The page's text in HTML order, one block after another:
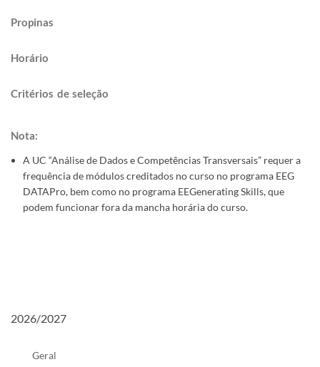
Propinas​​
Horário​​
Critérios de s​eleção​​​​
Nota: ​
A UC “Análise de Dados e Competências Transversais” requer a
frequência de módulos creditados no curso no programa EEG
DATAPro, bem como no programa EEGenerating Skills, que
podem funcionar fora da mancha horária do curso.
2026/2027
Geral